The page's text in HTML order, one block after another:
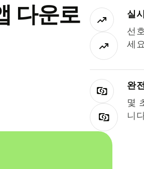
다운로
실
선
세
완
몇
니